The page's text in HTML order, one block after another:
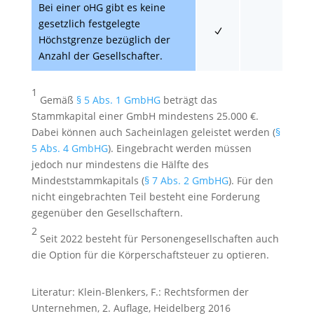
Bei einer oHG gibt es keine
gesetzlich festgelegte
Höchstgrenze bezüglich der
Anzahl der Gesellschafter.
1
Gemäß § 5 Abs. 1 GmbHGbeträgt das
Stammkapital einer GmbH mindestens 25.000 €.
Dabei können auch Sacheinlagen geleistet werden (§
5 Abs. 4 GmbHG). Eingebracht werden müssen
jedoch nur mindestens die Hälfte des
Mindeststammkapitals (§ 7 Abs. 2 GmbHG). Für den
nicht eingebrachten Teil besteht eine Forderung
gegenüber den Gesellschaftern.
2
Seit 2022 besteht für Personengesellschaften auch
die Option für die Körperschaftsteuer zu optieren.
Literatur: Klein-Blenkers, F.: Rechtsformen der
Unternehmen, 2. Auflage, Heidelberg 2016